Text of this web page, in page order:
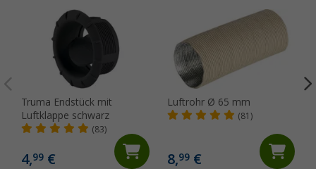
Truma Endstück mit
Luftklappe schwarz
(83)
4,99 €
Luftrohr Ø 65 mm
(81)
8,99€